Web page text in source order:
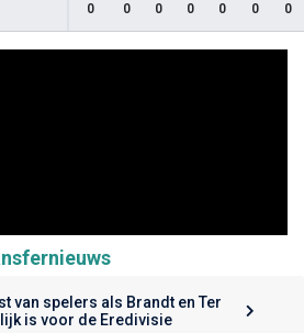
0 0 0 0 0 0 0
van spelers als Brandt en Ter
is voor de Eredivisie